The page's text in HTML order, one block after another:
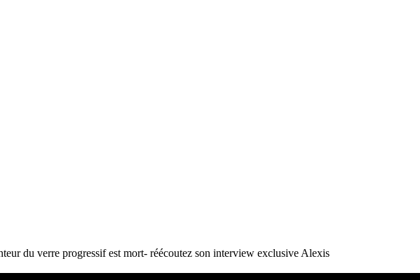
du verre progressif est mort- réécoutez son interview exclusive Alexis